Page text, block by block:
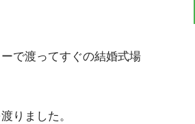
で渡ってすぐの結婚式場
りました。